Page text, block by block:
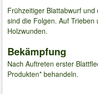
Frühzeitiger Blattabwurf
sind die Folgen. Auf
Holzwunden.
Bekämpfung
Nach Auftreten erster
Produkten* behandeln.